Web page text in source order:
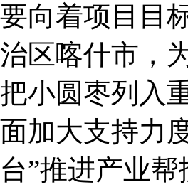
要向着项目目
治区喀什市，
把小圆枣列入
面加大支持力
台”推进产业